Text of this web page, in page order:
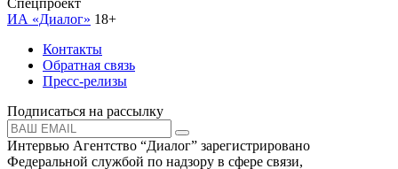
ИА «Диалог» 18+
Контакты
Обратная связь
Пресс-релизы
Подписаться на рассылку
Интервью Агентство “Диалог” зарегистрировано
Федеральной службой по надзору в сфере связи,